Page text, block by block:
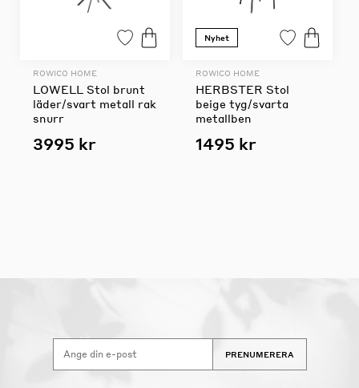
ROWICO HOME
LOWELL Stol brunt
läder/svart metall rak
snurr
3995 kr
Nyhet
ROWICO HOME
HERBSTER Stol
beige tyg/svarta
metallben
1495 kr
PRENUMERERA